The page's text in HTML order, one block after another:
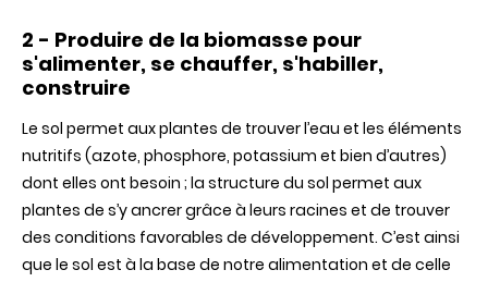
2 - Produire de la biomasse pour
s'alimenter, se chauffer, s'habiller,
construire
Le sol permet aux plantes de trouver l’eau et les éléments
nutritifs (azote, phosphore, potassium et bien d’autres)
dont elles ont besoin ; la structure du sol permet aux
plantes de s’y ancrer grâce à leurs racines et de trouver
des conditions favorables de développement. C’est ainsi
que le sol est à la base de notre alimentation et de celle